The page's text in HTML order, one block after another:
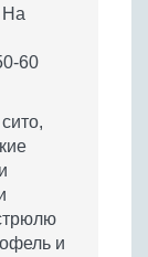
На
60
и